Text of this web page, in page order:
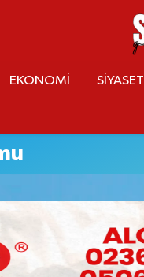
EKONOMİ SİYASET